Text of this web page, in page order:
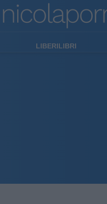
LIBERILIBRI